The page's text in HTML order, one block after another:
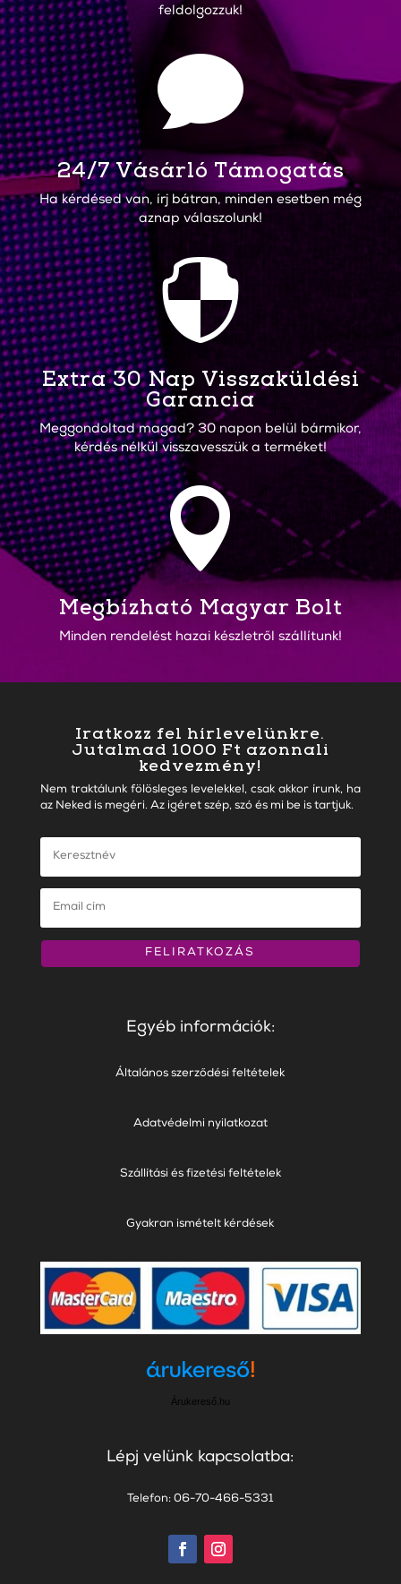
feldolgozzuk!

24/7 Vásárló Támogatás
Ha kérdésed van, írj bátran, minden esetben még
aznap válaszolunk!

Extra 30 Nap Visszaküldési
Garancia
Meggondoltad magad? 30 napon belül bármikor,
kérdés nélkül visszavesszük a terméket!

Megbízható Magyar Bolt
Minden rendelést hazai készletről szállítunk!
Iratkozz fel hírlevelünkre.
Jutalmad 1000 Ft azonnali
kedvezmény!
Nem traktálunk fölösleges levelekkel, csak akkor írunk, ha
az Neked is megéri. Az igéret szép, szó és mi be is tartjuk.
FELIRATKOZÁS
Egyéb információk:
Általános szerződési feltételek
Adatvédelmi nyilatkozat
Szállítási és fizetési feltételek
Gyakran ismételt kérdések
Árukereső.hu
Lépj velünk kapcsolatba:
Telefon: 06-70-466-5331